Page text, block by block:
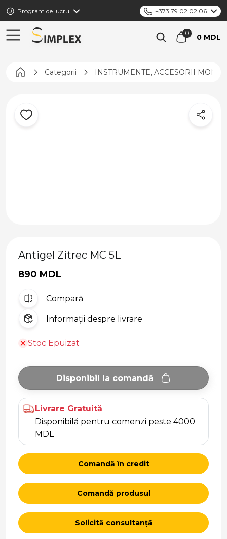
Program de lucru +373 79 02 02 06
0 MDL
Pagina principală
Categorii INSTRUMENTE, ACCESORII
Antigel Zitrec MC 5L
890 MDL
Compară
Informații despre livrare
Stoc Epuizat
Disponibil la comandă
Livrare Gratuită
Disponibilă pentru comenzi peste 4000
MDL
Comandă în credit
Comandă produsul
Solicită consultanță